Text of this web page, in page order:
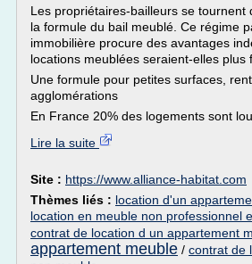
Les propriétaires-bailleurs se tournent
la formule du bail meublé. Ce régime
immobilière procure des avantages
locations meublées seraient-elles plus
Une formule pour petites surfaces,
agglomérations
En France 20% des logements sont
Lire la suite
Site : https://www.alliance-habitat.com
Thèmes liés : location d'un
location en meuble non professionnel
contrat de location d un appartement
appartement meuble / contrat de